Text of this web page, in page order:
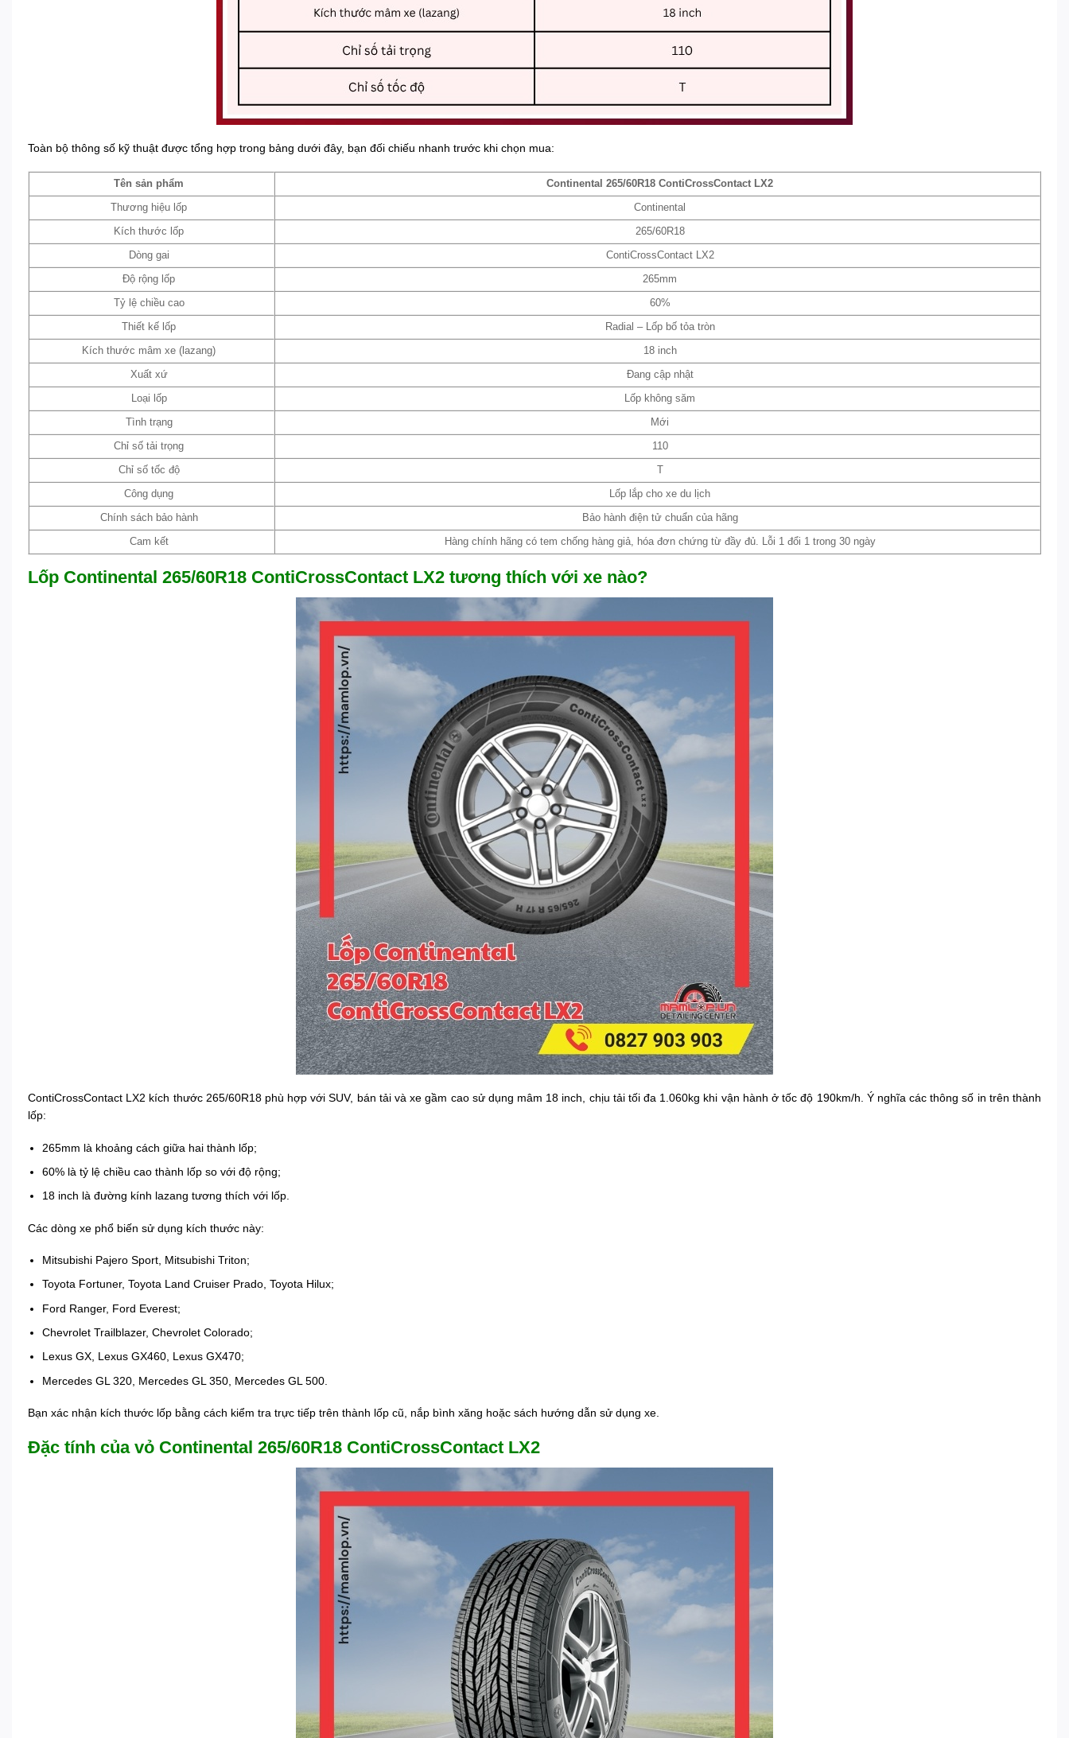
Toàn bộ thông số kỹ thuật được tổng hợp trong bảng dưới đây, bạn đối chiếu nhanh trước khi chọn mua:
Tên sản phẩm Continental 265/60R18 ContiCrossContact LX2
Thương hiệu lốp Continental
Kích thước lốp 265/60R18
Dòng gai ContiCrossContact LX2
Độ rộng lốp 265mm
Tỷ lệ chiều cao 60%
Thiết kế lốp Radial – Lốp bố tỏa tròn
Kích thước mâm xe (lazang) 18 inch
Xuất xứ Đang cập nhật
Loại lốp Lốp không săm
Tình trạng Mới
Chỉ số tải trọng 110
Chỉ số tốc độ
Công dụng Lốp lắp cho xe du lịch
Chính sách bảo hành Bảo hành điện tử chuẩn của hãng
Cam kết Hàng chính hãng có tem chống hàng giả, hóa đơn chứng từ đầy đủ. Lỗi 1 đổi 1 trong 30 ngày
Lốp Continental 265/60R18 ContiCrossContact LX2 tương thích với xe nào?
ContiCrossContact LX2 kích thước 265/60R18 phù hợp với SUV, bán tải và xe gầm cao sử dụng mâm 18 inch, chịu tải tối đa 1.060kg khi vận hành ở tốc độ 190km/h. Ý nghĩa các thông số in trên thành
lốp:
265mm là khoảng cách giữa hai thành lốp;
60% là tỷ lệ chiều cao thành lốp so với độ rộng;
18 inch là đường kính lazang tương thích với lốp.
Các dòng xe phổ biến sử dụng kích thước này:
Mitsubishi Pajero Sport, Mitsubishi Triton;
Toyota Fortuner, Toyota Land Cruiser Prado, Toyota Hilux;
Ford Ranger, Ford Everest;
Chevrolet Trailblazer, Chevrolet Colorado;
Lexus GX, Lexus GX460, Lexus GX470;
Mercedes GL 320, Mercedes GL 350, Mercedes GL 500.
Bạn xác nhận kích thước lốp bằng cách kiểm tra trực tiếp trên thành lốp cũ, nắp bình xăng hoặc sách hướng dẫn sử dụng xe.
Đặc tính của vỏ Continental 265/60R18 ContiCrossContact LX2